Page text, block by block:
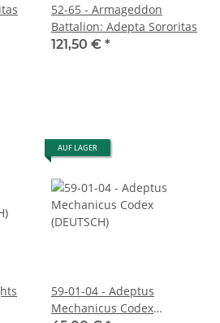
52-65 - Armageddon
Battalion: Adepta Sororitas
121,50 € *
AUF LAGER
59-01-04 - Adeptus
Mechanicus Codex